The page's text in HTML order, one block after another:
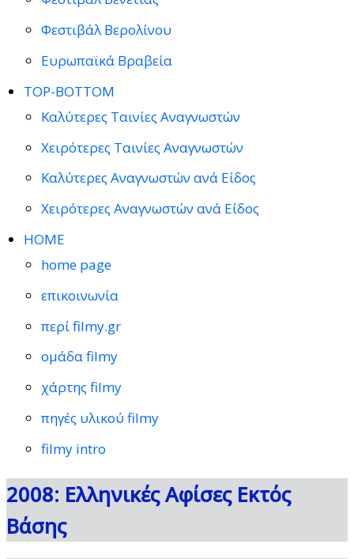
Φεστιβάλ Βερολίνου
Ευρωπαϊκά Βραβεία
TOP-BOTTOM
Καλύτερες Ταινίες Αναγνωστών
Χειρότερες Ταινίες Αναγνωστών
Καλύτερες Αναγνωστών ανά Είδος
Χειρότερες Αναγνωστών ανά Είδος
HOME
home page
επικοινωνία
περί filmy.gr
ομάδα filmy
χάρτης filmy
πηγές υλικού filmy
filmy intro
2008: Ελληνικές Αφίσες Εκτός
Βάσης